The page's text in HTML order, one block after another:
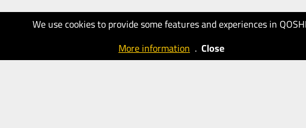
We use cookies to provide some features and experiences in
More information . Close